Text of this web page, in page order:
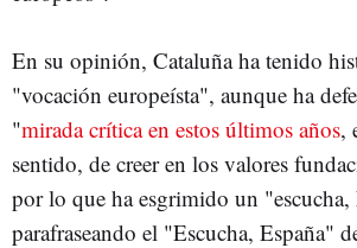
En su opinión, Cataluña ha tenido
"vocación europeísta", aunque ha
"mirada crítica en estos últimos años,
sentido, de creer en los valores
por lo que ha esgrimido un
parafraseando el "Escucha, España"